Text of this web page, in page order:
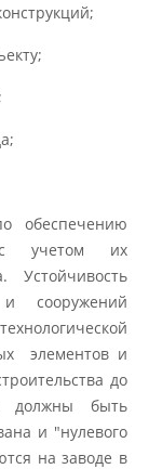
обеспечению
с учетом их
Устойчивость
сооружений
элементов и
до
должны быть
и "нулевого
на заводе в